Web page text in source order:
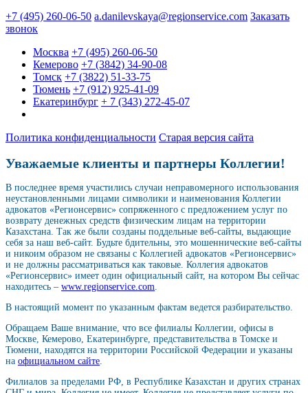
+7 (495) 260-06-50 a.danilevskaya@regionservice.com Заказать
звонок
Москва +7 (495) 260-06-50
Кемерово +7 (3842) 34-90-08
Томск +7 (3822) 51-33-75
Тюмень +7 (912) 925-41-09
Екатеринбург + 7 (343) 272-45-07
Политика конфиденциальности Старая версия сайта
Уважаемые клиенты и партнеры Коллегии!
В последнее время участились случаи неправомерного использования
неустановленными лицами символики и наименования Коллегии
адвокатов «Регионсервис» сопряженного с предложением услуг по
возврату денежных средств физическим лицам на территории
Казахстана. Так же были созданы поддельные веб-сайты, выдающие
себя за наш веб-сайт. Будьте бдительны, это мошеннические веб-сайты
и никоим образом не связаны с Коллегией адвокатов «Регионсервис»
и не должны рассматриваться как таковые. Коллегия адвокатов
«Регионсервис» имеет один официальный сайт, на котором Вы сейчас
находитесь – www.regionservice.com
В настоящий момент по указанным фактам ведется разбирательство.
Обращаем Ваше внимание, что все филиалы Коллегии, офисы в
Москве, Кемерово, Екатеринбурге, представительства в Томске и
Тюмени, находятся на территории Российской Федерации и указаны
на официальном сайте
Филиалов за пределами РФ, в Республике Казахстан и других странах